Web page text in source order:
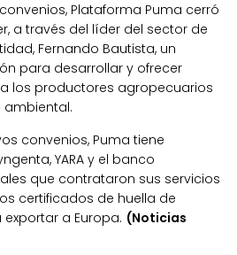
Plataforma Puma cerró
a través del líder del sector de
Fernando Bautista, un
para desarrollar y ofrecer
los productores agropecuarios
convenios, Puma tiene
YARA y el banco
que contrataron sus servicios
certificados de huella de
a Europa. (Noticias